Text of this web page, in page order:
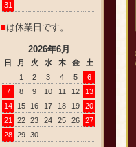
31
■は休業日です。
2026年6月
日 月 火 水 木 金
土
1
2 3 4 5
6
7
8 9 10 11 12
13
14
15 16 17 18 19
20
21
22 23 24 25 26
27
28
29 30